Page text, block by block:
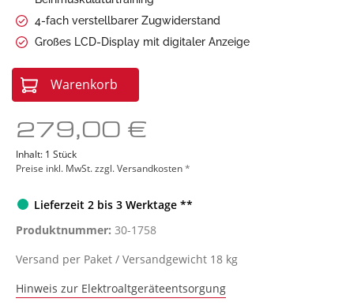
Sonstige Geräte
4-fach verstellbarer Zugwiderstand
Großes LCD-Display mit digitaler Anzeige
Warenkorb
279,00 €
Inhalt: 1 Stück
Preise inkl. MwSt. zzgl. Versandkosten*
Lieferzeit 2 bis 3 Werktage **
Produktnummer: 30-1758
Versand per Paket / Versandgewicht 18 kg
Hinweis zur Elektroaltgeräteentsorgung